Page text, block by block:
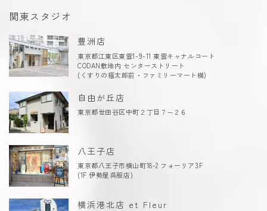
関東スタジオ
豊洲店
東京都江東区東雲1-9-11 東雲キャナルコート
CODAN敷地内 センターストリート
(くすりの福太郎前・ファミリーマート横)
自由が丘店
東京都世田谷区中町２丁目７−２６
八王子店
東京都八王子市横山町18-2 フォーリア3F
(1F 伊勢屋呉服店)
横浜港北店 et Fleur